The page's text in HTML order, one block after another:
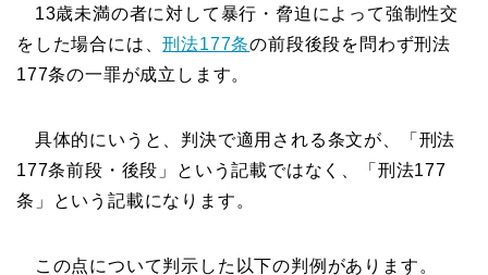
13歳未満の者に対して暴行・脅迫によって強制性交
をした場合には、刑法177条の前段後段を問わず刑法
177条の一罪が成立します。
具体的にいうと、判決で適用される条文が、「刑法
177条前段・後段」という記載ではなく、「刑法177
条」という記載になります。
この点について判示した以下の判例があります。